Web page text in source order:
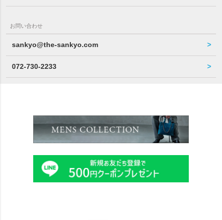
お問い合わせ
sankyo@the-sankyo.com
072-730-2233